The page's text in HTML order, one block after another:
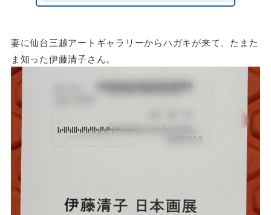
妻に仙台三越アートギャラリーからハガキが来て、たまた
ま知った伊藤清子さん。